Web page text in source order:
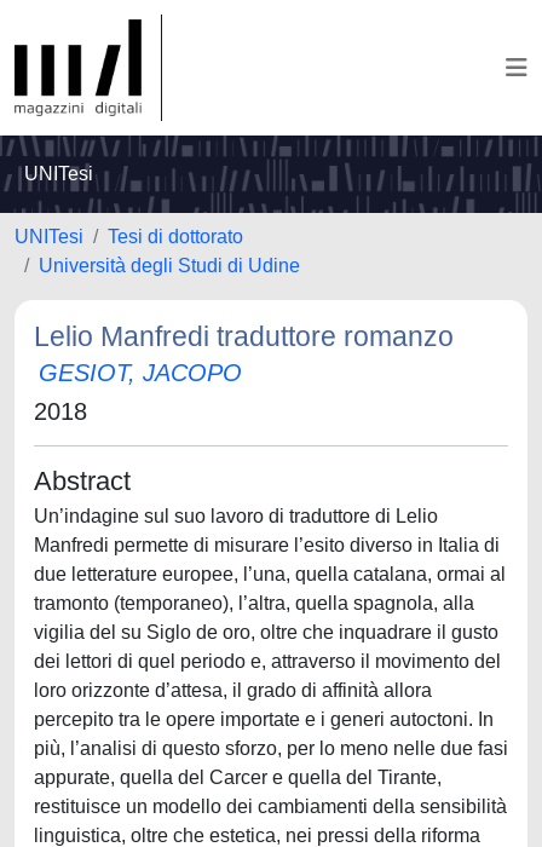
UNITesi
UNITesi
Tesi di dottorato
Università degli Studi di Udine
Lelio Manfredi traduttore romanzo
GESIOT, JACOPO
2018
Abstract
Un’indagine sul suo lavoro di traduttore di Lelio
Manfredi permette di misurare l’esito diverso in Italia di
due letterature europee, l’una, quella catalana, ormai al
tramonto (temporaneo), l’altra, quella spagnola, alla
vigilia del su Siglo de oro, oltre che inquadrare il gusto
dei lettori di quel periodo e, attraverso il movimento del
loro orizzonte d’attesa, il grado di affinità allora
percepito tra le opere importate e i generi autoctoni. In
più, l’analisi di questo sforzo, per lo meno nelle due fasi
appurate, quella del Carcer e quella del Tirante,
restituisce un modello dei cambiamenti della sensibilità
linguistica, oltre che estetica, nei pressi della riforma